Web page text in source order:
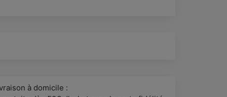
à domicile :